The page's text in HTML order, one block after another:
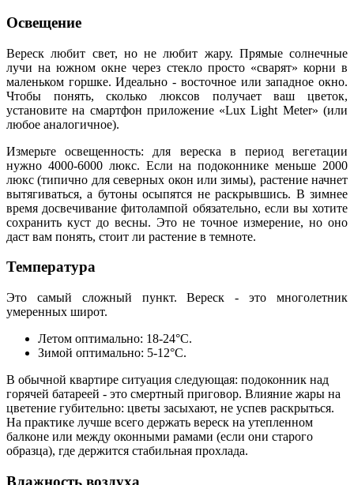
Освещение
Вереск любит свет, но не любит жару. Прямые солнечные
лучи на южном окне через стекло просто «сварят» корни в
маленьком горшке. Идеально - восточное или западное окно.
Чтобы понять, сколько люксов получает ваш цветок,
установите на смартфон приложение «Lux Light Meter» (или
любое аналогичное).
Измерьте освещенность: для вереска в период вегетации
нужно 4000-6000 люкс. Если на подоконнике меньше 2000
люкс (типично для северных окон или зимы), растение начнет
вытягиваться, а бутоны осыпятся не раскрывшись. В зимнее
время досвечивание фитолампой обязательно, если вы хотите
сохранить куст до весны. Это не точное измерение, но оно
даст вам понять, стоит ли растение в темноте.
Температура
Это самый сложный пункт. Вереск - это многолетник
умеренных широт.
Летом оптимально: 18-24°C.
Зимой оптимально: 5-12°C.
В обычной квартире ситуация следующая: подоконник над
горячей батареей - это смертный приговор. Влияние жары на
цветение губительно: цветы засыхают, не успев раскрыться.
На практике лучше всего держать вереск на утепленном
балконе или между оконными рамами (если они старого
образца), где держится стабильная прохлада.
Влажность воздуха